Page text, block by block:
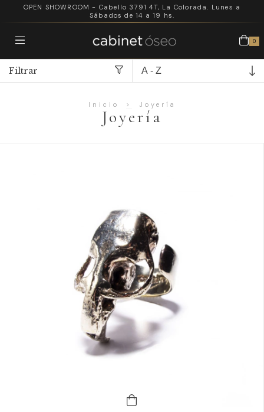
OPEN SHOWROOM - Cabello 3791 4T, La Colorada. Lunes a
Sábados de 14 a 19 hs.
0
Filtrar
Inicio > Joyería
Joyería